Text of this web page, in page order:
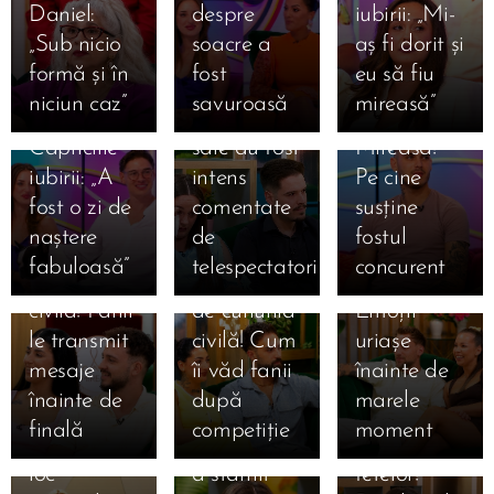
Daniel:
„Sub nicio
formă și în
niciun caz”
despre
soacre a
fost
savuroasă
iubirii: „Mi-
aș fi dorit și
eu să fiu
mireasă”
emoționantă
despre
Mihai la
Mireasa.
Capriciile
iubirii: „A
fost o zi de
naștere
fabuloasă”
mesaj dur
pentru
Claudia!
Declarațiile
sale au fost
intens
comentate
de
telespectatori
favoriții
pentru
marea
finală
Mireasa!
Pe cine
susține
fostul
concurent
15.07.2026
Amalia și
Sebastian,
la doar o zi
de cununia
civilă! Fanii
le transmit
mesaje
înainte de
finală
15.07.2026
Giulia și
Alexandru,
la un pas
de cununia
civilă! Cum
îi văd fanii
după
competiție
15.07.2026
Ema și
Alan, la o
zi de
cununia
civilă!
Emoții
uriașe
înainte de
marele
moment
15.07.2026
Simona
Gherghe
anunță
ediția
specială de
mâine! Au
loc
15.07.2026
Claudia a
izbucnit în
lacrimi la
Mireasa!
Momentul
a stârnit
15.07.2026
Claudia,
salvată
după ce a
ocupat
locul 3 în
topul
fetelor!